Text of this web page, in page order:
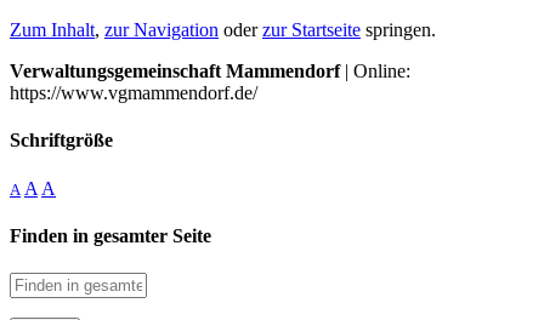
Zum Inhalt, zur Navigation oderzur Startseite springen.
Verwaltungsgemeinschaft Mammendorf| Online:
https://www.vgmammendorf.de/
Schriftgröße
A A A
Finden in gesamter Seite